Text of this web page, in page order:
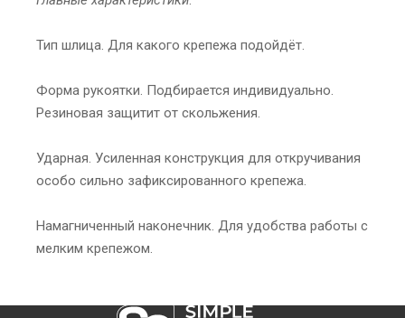
Тип шлица. Для какого крепежа подойдёт.
Форма рукоятки. Подбирается индивидуально.
Резиновая защитит от скольжения.
Ударная. Усиленная конструкция для откручивания
особо сильно зафиксированного крепежа.
Намагниченный наконечник. Для удобства работы с
мелким крепежом.